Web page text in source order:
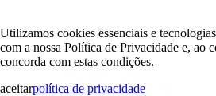
Utilizamos cookies essenciais e
com a nossa Política de Privacidade e, ao
concorda com estas condições.
aceitarpolítica de privacidade